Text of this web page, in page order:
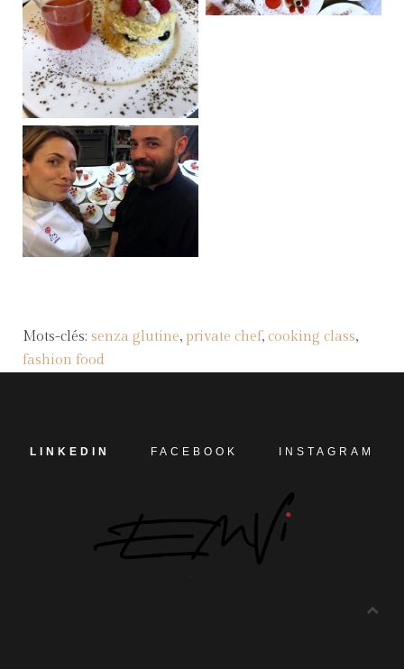
Mots-clés: senza glutine, private chef, cooking class,
fashion food
LINKEDIN FACEBOOK INSTAGRAM